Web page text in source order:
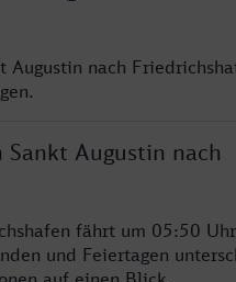
nach
Augustin nach
fährt um 05:50
und Feiertagen